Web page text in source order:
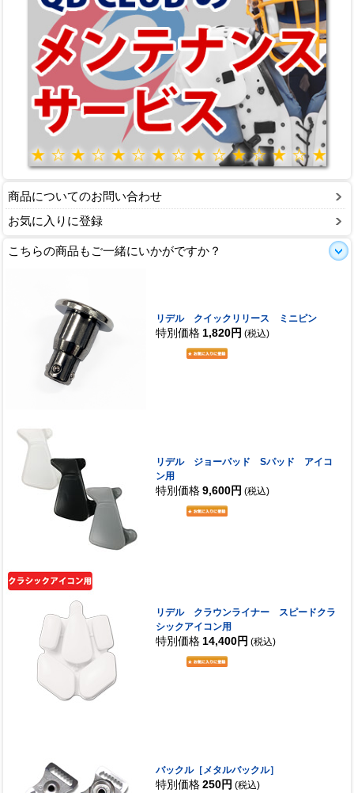
商品についてのお問い合わせ
お気に入りに登録
こちらの商品もご一緒にいかがですか？
リデル クイックリリース ミニピン
特別価格 1,820円 (税込)
リデル ジョーパッド Sパッド アイコ
ン用
特別価格 9,600円 (税込)
リデル クラウンライナー スピードクラ
シックアイコン用
特別価格 14,400円 (税込)
バックル［メタルバックル］
特別価格 250円 (税込)